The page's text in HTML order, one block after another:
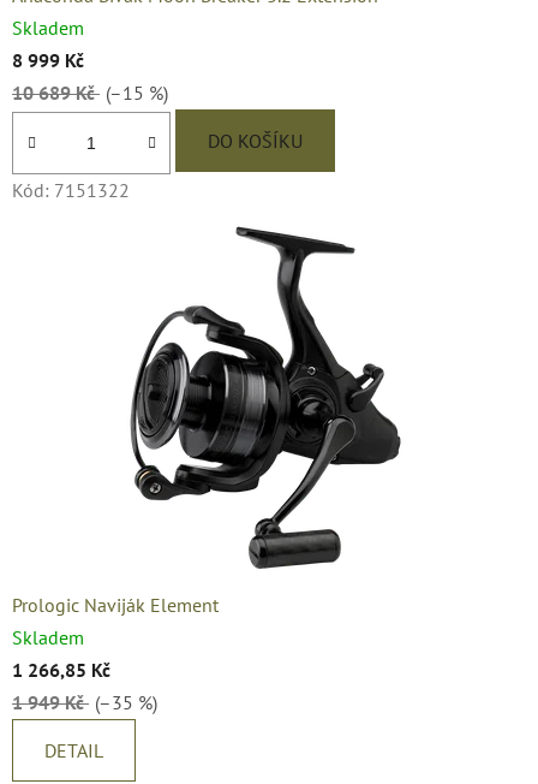
Skladem
8 999 Kč
10 689 Kč (–15 %)
DO KOŠÍKU
Kód: 7151322
Prologic Naviják Element
Skladem
1 266,85 Kč
1 949 Kč (–35 %)
DETAIL